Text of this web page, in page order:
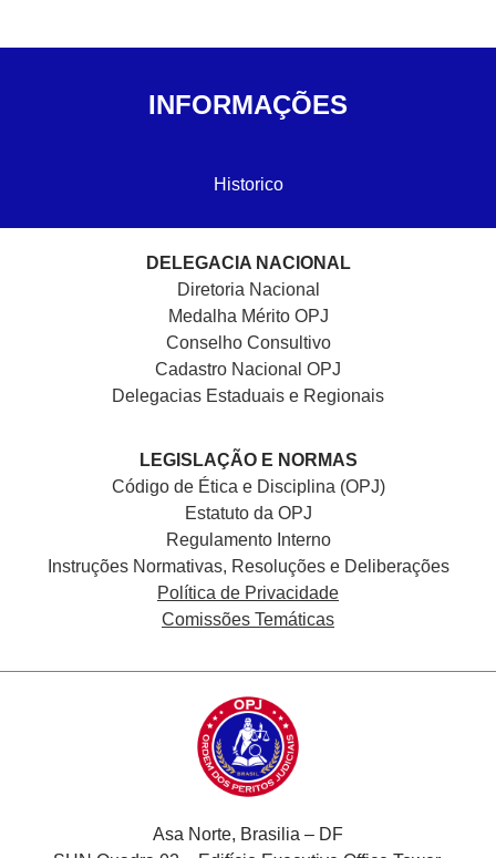
INFORMAÇÕES
Historico
DELEGACIA NACIONAL
Diretoria Nacional
Medalha Mérito OPJ
Conselho Consultivo
Cadastro Nacional OPJ
Delegacias Estaduais e Regionais
LEGISLAÇÃO E NORMAS
Código de Ética e Disciplina (OPJ)
Estatuto da OPJ
Regulamento Interno
Instruções Normativas, Resoluções e Deliberações
Política de Privacidade
Comissões Temáticas
Asa Norte, Brasilia – DF